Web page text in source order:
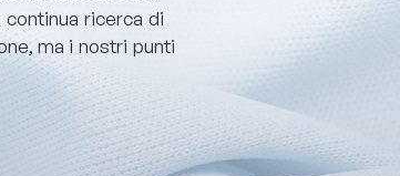
continua ricerca di
ma i nostri punti